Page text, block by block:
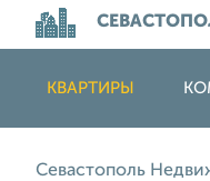
КВАРТИРЫ
Севастополь